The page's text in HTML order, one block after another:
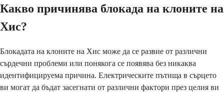
Какво причинява блокада на клоните на
Хис?
Блокадата на клоните на Хис може да се развие от различни
сърдечни проблеми или понякога се появява без никаква
идентифицируема причина. Електрическите пътища в сърцето
ви могат да бъдат засегнати от различни фактори през целия ви